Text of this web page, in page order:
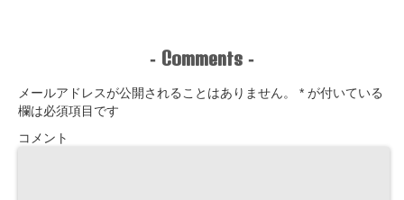
- Comments -
メールアドレスが公開されることはありません。 * が付いている
欄は必須項目です
コメント